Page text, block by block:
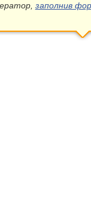
заполнив